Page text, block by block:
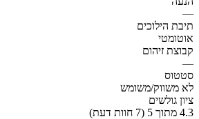
—
תיבת הילוכים
אוטומטי
קבוצת זיהום
—
סטטוס
לא משווק/משומש
ציון גולשים
4.3 מתוך 5 (7 חוות דעת)